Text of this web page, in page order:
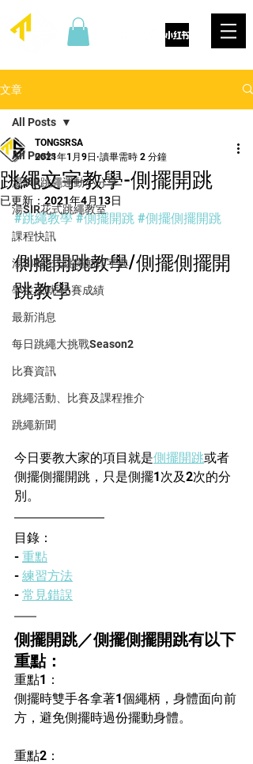
文章
All Posts
湯SIR跳繩運動小分享
湯SIR花式跳繩教室
課程快訊
湯SIR花式跳繩動作字典
學生成就-比賽成績
最新消息
每日跳繩大挑戰Season2
比賽資訊
跳繩活動、比賽及課程推介
跳繩新聞
All Posts
跳繩文字教學-側擺開跳
TONGSRSA
2021年1月9日 讀畢需時 2 分鐘
已更新： 2021年4月13日
#跳繩教學 #側擺開跳 #側擺側擺開跳
側擺開跳教學/側擺側擺開
跳教學
今日要教大家的項目就是側擺開跳或者
側擺側擺開跳 ，只是側擺1次及2次的分
別。
目錄：
- 重點
- 練習方法
- 常見錯誤
側擺開跳／側擺側擺開跳有以下
重點：
重點1：
側擺時雙手各拿著1個繩柄，身體面向前
方，避免側擺時過份擺動身體。
重點2：